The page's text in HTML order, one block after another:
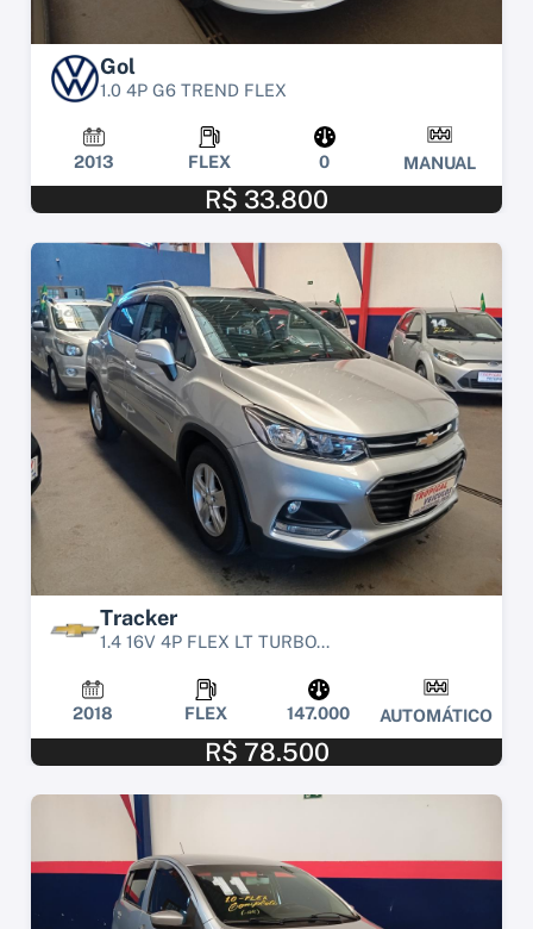
Gol
1.0 4P G6 TREND FLEX
2013 FLEX 0 MANUAL
R$ 33.800
Tracker
1.4 16V 4P FLEX LT TURBO...
2018 FLEX 147.000 AUTOMÁTICO
R$ 78.500